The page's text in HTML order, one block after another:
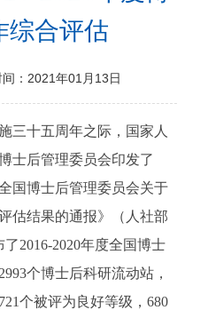
综合评估
间：2021年01月13日
十五周年之际，国家人
士后管理委员会印发了
国博士后管理委员会关于
估结果的通报》（人社部
2016-2020年度全国博士
个博士后科研流动站，
个被评为良好等级，680